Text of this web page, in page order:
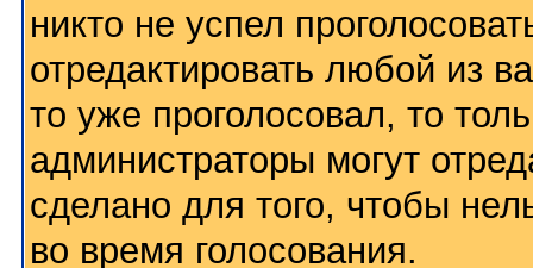
никто не успел
отредактировать любой из
то уже проголосовал, то
администраторы могут
сделано для того, чтобы
во время голосования.